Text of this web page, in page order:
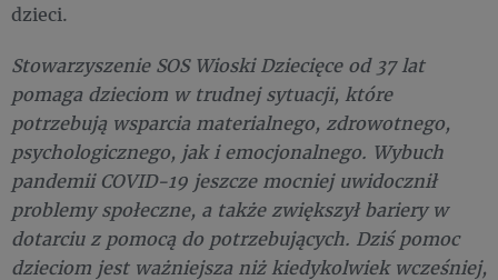
dzieci.
Stowarzyszenie SOS Wioski Dziecięce od 37 lat
pomaga dzieciom w trudnej sytuacji, które
potrzebują wsparcia materialnego, zdrowotnego,
psychologicznego, jak i emocjonalnego. Wybuch
pandemii COVID-19 jeszcze mocniej uwidocznił
problemy społeczne, a także zwiększył bariery w
dotarciu z pomocą do potrzebujących. Dziś pomoc
dzieciom jest ważniejsza niż kiedykolwiek wcześniej,